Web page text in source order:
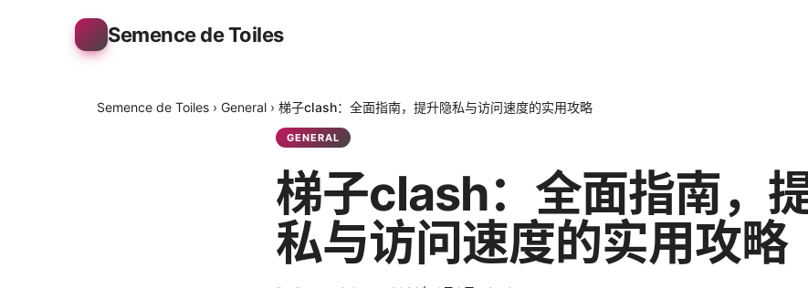
Semence de Toiles
Semence de Toiles › General › 梯子clash：全面指南，提升隐私与访问速度的实用攻略
GENERAL
梯子clash：全面指南，
私与访问速度的实用攻略